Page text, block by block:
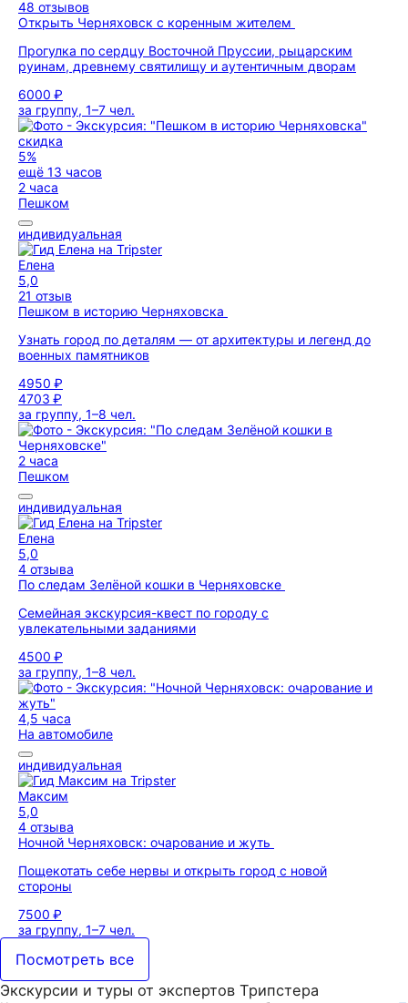
48 отзывов
Открыть Черняховск с коренным жителем
Прогулка по сердцу Восточной Пруссии, рыцарским
руинам, древнему святилищу и аутентичным дворам
6000 ₽
за группу, 1–7 чел.
скидка
5%
ещё 13 часов
2 часа
Пешком
индивидуальная
Елена
5,0
21 отзыв
Пешком в историю Черняховска
Узнать город по деталям — от архитектуры и легенд до
военных памятников
4950 ₽
4703 ₽
за группу, 1–8 чел.
2 часа
Пешком
индивидуальная
Елена
5,0
4 отзыва
По следам Зелёной кошки в Черняховске
Семейная экскурсия-квест по городу с
увлекательными заданиями
4500 ₽
за группу, 1–8 чел.
4,5 часа
На автомобиле
индивидуальная
Максим
5,0
4 отзыва
Ночной Черняховск: очарование и жуть
Пощекотать себе нервы и открыть город с новой
стороны
7500 ₽
за группу, 1–7 чел.
Посмотреть все
Экскурсии и туры от экспертов Трипстера